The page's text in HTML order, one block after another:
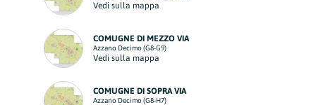
Vedi sulla mappa
COMUGNE DI MEZZO VIA
Azzano Decimo (G8-G9)
Vedi sulla mappa
COMUGNE DI SOPRA VIA
Azzano Decimo (G8-H7)